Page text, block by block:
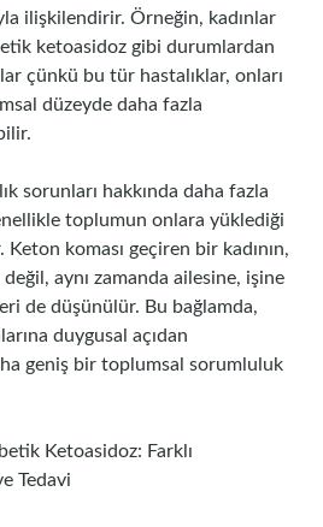
ilişkilendirir. Örneğin, kadınlar
ketoasidoz gibi durumlardan
çünkü bu tür hastalıklar, onları
düzeyde daha fazla
sorunları hakkında daha fazla
toplumun onlara yüklediği
Keton koması geçiren bir kadının,
değil, aynı zamanda ailesine, işine
de düşünülür. Bu bağlamda,
duygusal açıdan
geniş bir toplumsal sorumluluk
Ketoasidoz: Farklı
Tedavi